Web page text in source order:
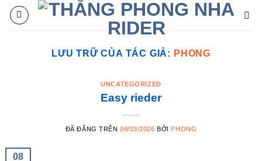
Chuyển
đến
LƯU TRỮ CỦA TÁC GIẢ: PHONG
UNCATEGORIZED
Easy rieder
ĐÃ ĐĂNG TRÊN08/03/2026 BỞI PHONG
08